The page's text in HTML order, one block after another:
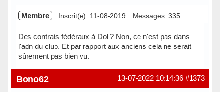
Membre Inscrit(e): 11-08-2019 Messages: 335
Des contrats fédéraux à Dol ? Non, ce n'est pas dans
l'adn du club. Et par rapport aux anciens cela ne serait
sûrement pas bien vu.
Hors ligne #1373
13-07-2022 10:14:36
Bono62